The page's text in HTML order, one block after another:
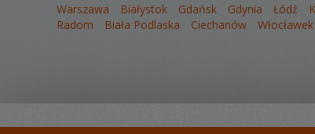
Warszawa Białystok Gdańsk Gdynia Łódź
Radom
Biała Podlaska Ciechanów Włocławek